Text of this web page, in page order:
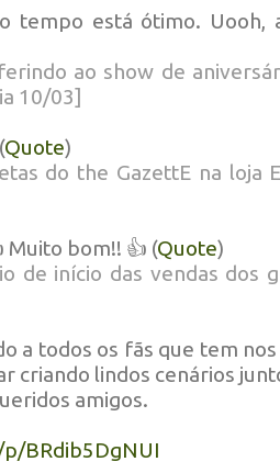
tempo está ótimo. Uooh,
ao show de
10/03]
Quote)
do the GazettE na loja
Muito bom!! 👍 (Quote)
de início das vendas dos
a todos os fãs que tem
criando lindos cenários
amigos.
BRdib5DgNUI